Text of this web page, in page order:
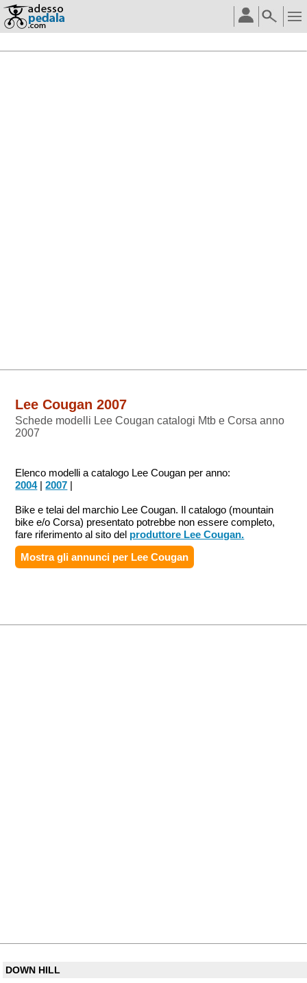
Lee Cougan 2007
Schede modelli Lee Cougan catalogi Mtb e Corsa anno
2007
Elenco modelli a catalogo Lee Cougan per anno:
2004|2007 |
Bike e telai del marchio Lee Cougan. Il catalogo (mountain
bike e/o Corsa) presentato potrebbe non essere completo,
fare riferimento al sito del produttore Lee Cougan.
Mostra gli annunci per Lee Cougan
DOWN HILL